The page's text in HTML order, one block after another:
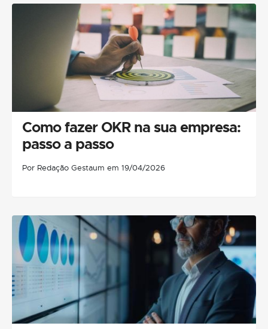
Como fazer OKR na sua empresa:
passo a passo
Por Redação Gestaum em 19/04/2026